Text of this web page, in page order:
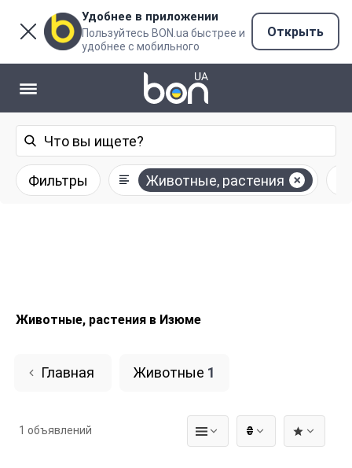
Удобнее в приложении
Пользуйтесь BON.ua быстрее и
удобнее с мобильного
Открыть
Фильтры Животные, растения
Животные, растения в Изюме
Главная Животные 1
₴
1 объявлений